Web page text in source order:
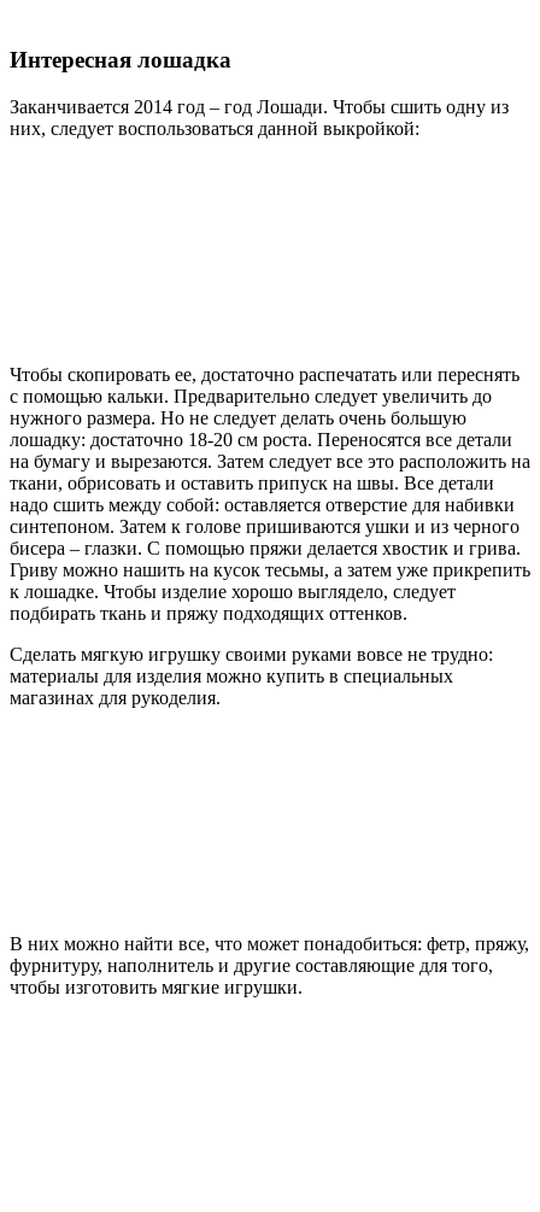
Интересная лошадка
Заканчивается 2014 год – год Лошади. Чтобы сшить одну из
них, следует воспользоваться данной выкройкой:
Чтобы скопировать ее, достаточно распечатать или переснять
с помощью кальки. Предварительно следует увеличить до
нужного размера. Но не следует делать очень большую
лошадку: достаточно 18-20 см роста. Переносятся все детали
на бумагу и вырезаются. Затем следует все это расположить на
ткани, обрисовать и оставить припуск на швы. Все детали
надо сшить между собой: оставляется отверстие для набивки
синтепоном. Затем к голове пришиваются ушки и из черного
бисера – глазки. С помощью пряжи делается хвостик и грива.
Гриву можно нашить на кусок тесьмы, а затем уже прикрепить
к лошадке. Чтобы изделие хорошо выглядело, следует
подбирать ткань и пряжу подходящих оттенков.
Сделать мягкую игрушку своими руками вовсе не трудно:
материалы для изделия можно купить в специальных
магазинах для рукоделия.
В них можно найти все, что может понадобиться: фетр, пряжу,
фурнитуру, наполнитель и другие составляющие для того,
чтобы изготовить мягкие игрушки.